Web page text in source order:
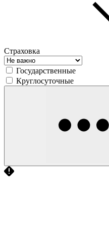
Страховка
Государственные
Круглосуточные